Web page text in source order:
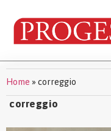
Home » correggio
correggio